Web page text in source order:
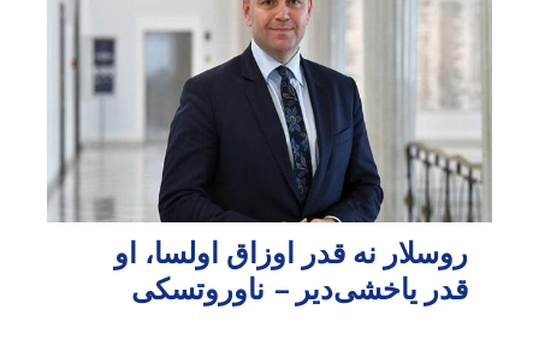
روسلار نه قدر اوزاق اولسا، او
قدر یاخشی‌دیر – ناوروتسکی